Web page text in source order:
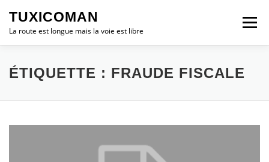
contenu
TUXICOMAN
La route est longue mais la voie est libre
Menu
LOGICIEL LIBRE SÉCURITÉ POLITIQUE
ÉTIQUETTE : FRAUDE FISCALE